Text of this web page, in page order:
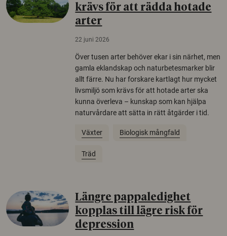
krävs för att rädda hotade
arter
22 juni 2026
Över tusen arter behöver ekar i sin närhet, men
gamla eklandskap och naturbetesmarker blir
allt färre. Nu har forskare kartlagt hur mycket
livsmiljö som krävs för att hotade arter ska
kunna överleva – kunskap som kan hjälpa
naturvårdare att sätta in rätt åtgärder i tid.
Växter Biologisk mångfald
Träd
Längre pappaledighet
kopplas till lägre risk för
depression